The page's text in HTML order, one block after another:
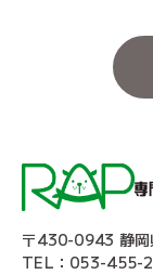
〒430-0943 静岡
TEL：053-455-